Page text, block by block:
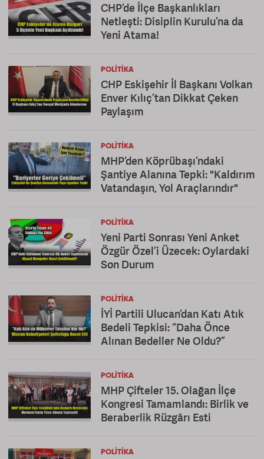
CHP’de İlçe Başkanlıkları
Netleşti: Disiplin Kurulu’na da
Yeni Atama!
POLITIKA
CHP Eskişehir İl Başkanı Volkan
Enver Kılıç’tan Dikkat Çeken
Paylaşım
POLITIKA
MHP’den Köprübaşı’ndaki
Şantiye Alanına Tepki: "Kaldırım
Vatandaşın, Yol Araçlarındır"
POLITIKA
Yeni Parti Sonrası Yeni Anket
Özgür Özel’i Üzecek: Oylardaki
Son Durum
POLITIKA
İYİ Partili Ulucan’dan Katı Atık
Bedeli Tepkisi: “Daha Önce
Alınan Bedeller Ne Oldu?”
POLITIKA
MHP Çifteler 15. Olağan İlçe
Kongresi Tamamlandı: Birlik ve
Beraberlik Rüzgârı Esti
POLITIKA